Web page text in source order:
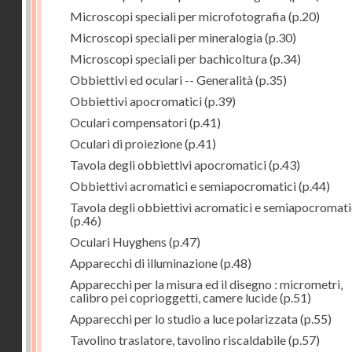
Microscopi speciali per microfotografia(p.20)
Microscopi speciali per mineralogia(p.30)
Microscopi speciali per bachicoltura(p.34)
Obbiettivi ed oculari -- Generalità(p.35)
Obbiettivi apocromatici(p.39)
Oculari compensatori(p.41)
Oculari di proiezione(p.41)
Tavola degli obbiettivi apocromatici(p.43)
Obbiettivi acromatici e semiapocromatici(p.44)
Tavola degli obbiettivi acromatici e
(p.46)
Oculari Huyghens (p.47)
Apparecchi di illuminazione(p.48)
Apparecchi per la misura ed il disegno : micrometri,
calibro pei coprioggetti, camere lucide(p.51)
Apparecchi per lo studio a luce polarizzata(p.55)
Tavolino traslatore, tavolino riscaldabile(p.57)